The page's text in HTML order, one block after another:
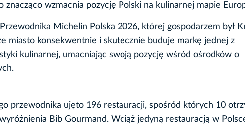
wzmacnia pozycję Polski na kulinarnej mapie
Michelin Polska 2026, której gospodarzem był
miasto konsekwentnie i skutecznie buduje markę jednej z
kulinarnej, umacniając swoją pozycję wśród ośrodków o
przewodnika ujęto 196 restauracji, spośród których 10
Bib Gourmand. Wciąż jedyną restauracją w